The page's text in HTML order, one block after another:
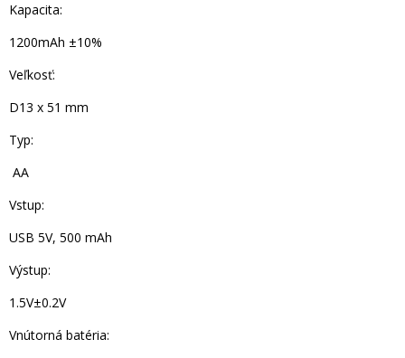
Kapacita:
1200mAh ±10%
Veľkosť:
D13 x 51 mm
Typ:
AA
Vstup:
USB 5V, 500 mAh
Výstup:
1.5V±0.2V
Vnútorná batéria: